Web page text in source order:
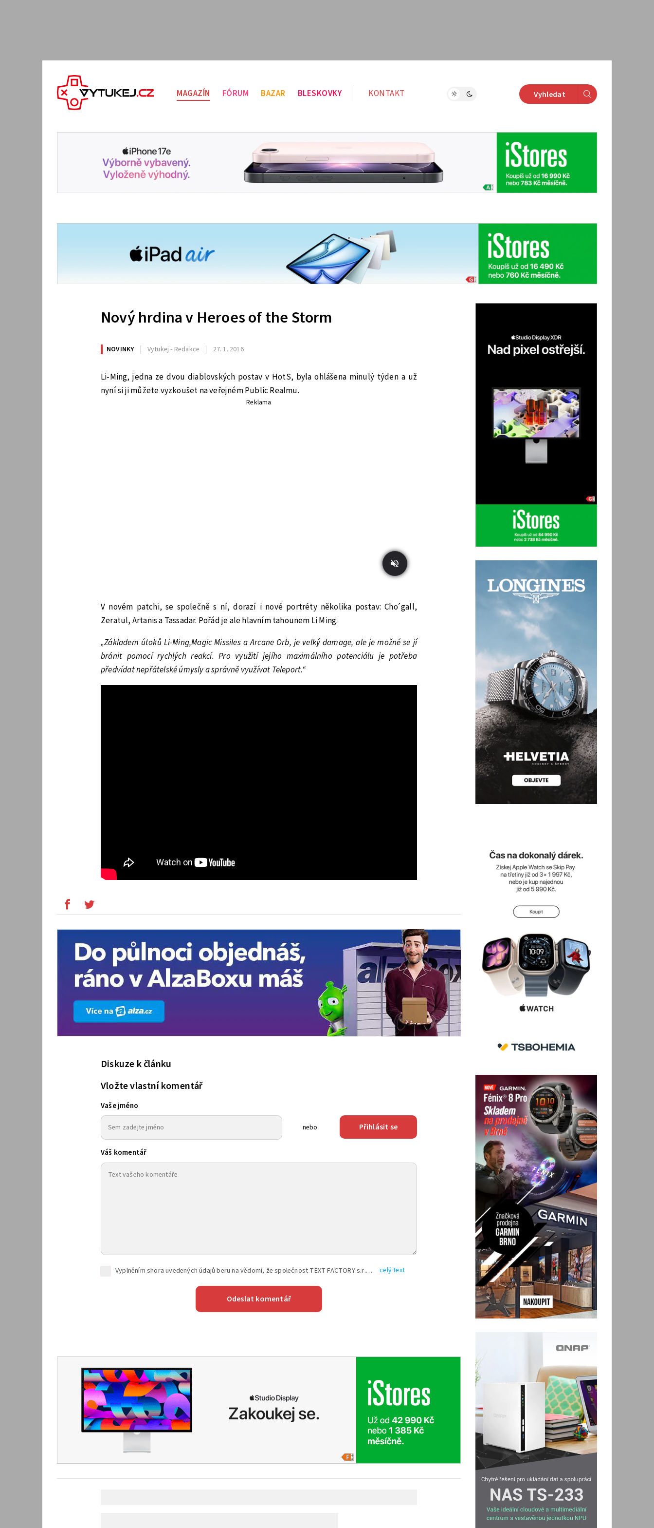
MAGAZÍN FÓRUM BAZAR BLESKOVKY KONTAKT Vyhledat
Nový hrdina v Heroes of the Storm
NOVINKY Vytukej - Redakce 27. 1. 2016
Li-Ming, jedna ze dvou diablovských postav v HotS, byla ohlášena minulý týden a už
nyní si ji můžete vyzkoušet na veřejném Public Realmu.
Reklama
V novém patchi, se společně s ní, dorazí i nové portréty několika postav: Cho´gall,
Zeratul, Artanis a Tassadar. Pořád je ale hlavním tahounem Li Ming.
„Základem útoků Li-Ming,Magic Missiles a Arcane Orb, je velký damage, ale je možné se jí
bránit pomocí rychlých reakcí. Pro využití jejího maximálního potenciálu je potřeba
předvídat nepřátelské úmysly a správně využívat Teleport.“
Diskuze k článku
Vložte vlastní komentář
Vaše jméno
nebo Přihlásit se
Váš komentář
Vyplněním shora uvedených údajů beru na vědomí, že společnost TEXT FACTORY s.r.o., sídlem Brno, Durďákova 336/29, Černá Pole, PSČ: 613 00, IČ: 06157831, zapsané u Krajského soudu v Brně, oddíl C, vložka 100399, bude zpracovávat mé osobní údaje uvedené v rámci mnou vyplněného registračního formuláře na základě oprávněných zájmů TEXT FACTORY s.r.o. dle čl. 6 odst. 1 písm. f) GDPR a pro splnění právních povinností (čl. 6 odst. 1 písm. c) GDPR), a to pro tyto účely: nezbytnost zajistit oprávnění návštěvníka webových stránek provozovaných společností TEXT FACTORY s.r.o. přispívat aktivně ke zveřejněným článkům nebo v rámci diskusních fór a výkon práv TEXT FACTORY s.r.o. jako administrátora těchto diskusních fór. Více informací o zpracování osobních údajů a právech lze nalézt v celý text